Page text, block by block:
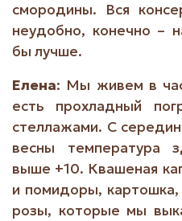
смородины. Вся
неудобно, конечно –
бы лучше.
Елена: Мы живем в
есть прохладный
стеллажами. С
весны температура
выше +10. Квашеная
и помидоры,
розы, которые мы